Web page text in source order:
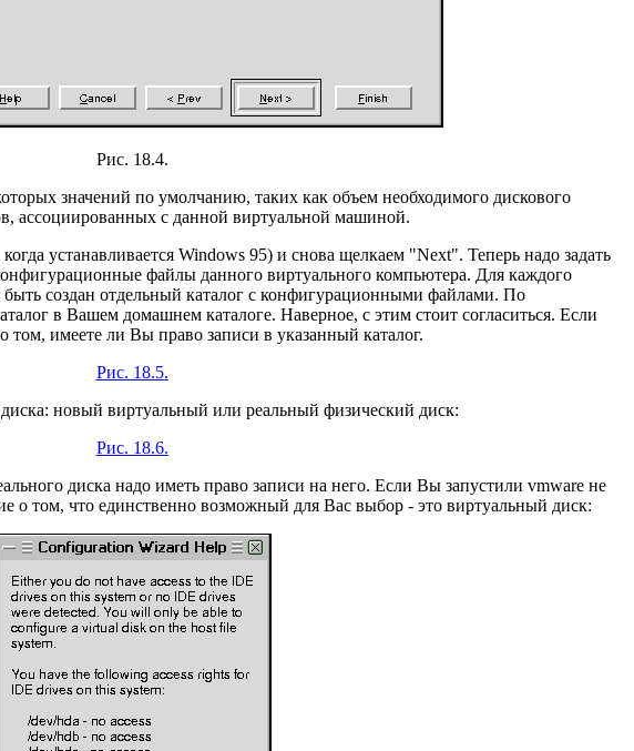
Рис. 18.4.
значений по умолчанию, таких как объем необходимого дискового
ассоциированных с данной виртуальной машиной.
устанавливается Windows 95) и снова щелкаем "Next". Теперь надо задать
файлы данного виртуального компьютера. Для каждого
создан отдельный каталог с конфигурационными файлами. По
в Вашем домашнем каталоге. Наверное, с этим стоит согласиться. Если
том, имеете ли Вы право записи в указанный каталог.
Рис. 18.5.
новый виртуальный или реальный физический диск:
Рис. 18.6.
диска надо иметь право записи на него. Если Вы запустили vmware не
о том, что единственно возможный для Вас выбор - это виртуальный диск: